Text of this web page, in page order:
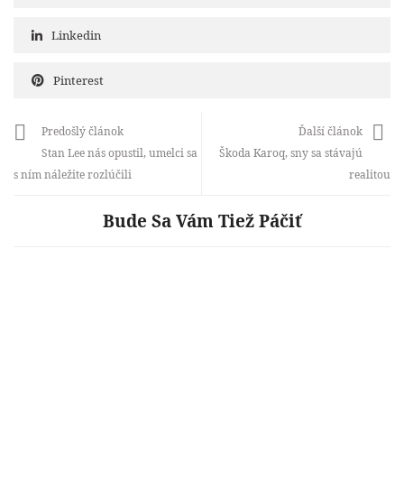
Linkedin
Pinterest
Predošlý článok
Stan Lee nás opustil, umelci sa
s ním náležite rozlúčili
Ďalší článok
Škoda Karoq, sny sa stávajú
realitou
Bude Sa Vám Tiež Páčiť